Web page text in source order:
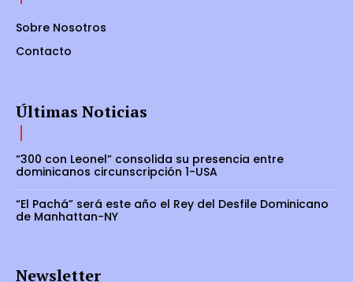
Sobre Nosotros
Contacto
Últimas Noticias
“300 con Leonel” consolida su presencia entre
dominicanos circunscripción 1-USA
“El Pachá” será este año el Rey del Desfile Dominicano
de Manhattan-NY
Newsletter